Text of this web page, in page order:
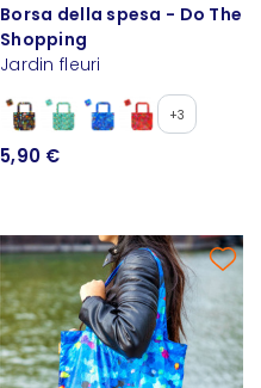
Borsa della spesa - Do The
Shopping
Jardin fleuri
+3
5,90 €